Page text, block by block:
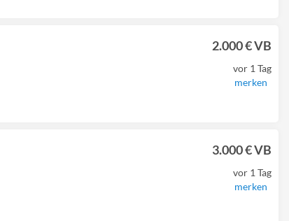
2.000 € VB
vor 1 Tag
merken
3.000 € VB
vor 1 Tag
merken